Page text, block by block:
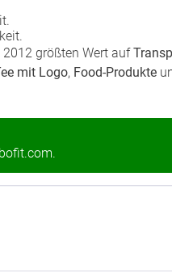
2012 größten Wert auf
mit Logo, Food-Produkte
.